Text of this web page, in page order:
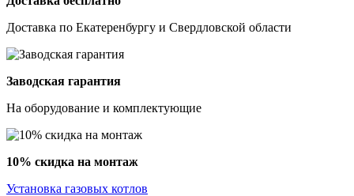
Доставка по Екатеренбургу и Свердловской области
Заводская гарантия
На оборудование и комплектующие
10% скидка на монтаж
Установка газовых котлов